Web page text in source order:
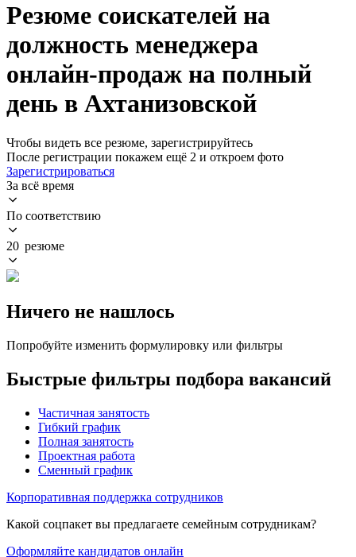
Резюме соискателей на
должность менеджера
онлайн-продаж на полный
день в Ахтанизовской
Чтобы видеть все резюме, зарегистрируйтесь
После регистрации покажем ещё 2 и откроем фото
Зарегистрироваться
За всё время
По соответствию
20 резюме
Ничего не нашлось
Попробуйте изменить формулировку или фильтры
Быстрые фильтры подбора вакансий
Частичная занятость
Гибкий график
Полная занятость
Проектная работа
Сменный график
Корпоративная поддержка сотрудников
Какой соцпакет вы предлагаете семейным сотрудникам?
Оформляйте кандидатов онлайн